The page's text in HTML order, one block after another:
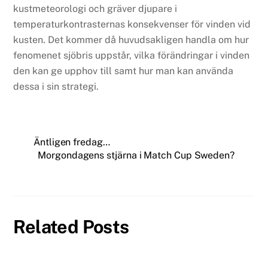
kustmeteorologi och gräver djupare i
temperaturkontrasternas konsekvenser för vinden vid
kusten. Det kommer då huvudsakligen handla om hur
fenomenet sjöbris uppstår, vilka förändringar i vinden
den kan ge upphov till samt hur man kan använda
dessa i sin strategi.
Äntligen fredag…
Morgondagens stjärna i Match Cup Sweden?
Related Posts